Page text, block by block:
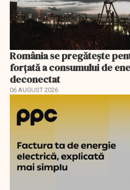
România se pregătește
forțată a consumului de
deconectat
06 AUGUST 2026